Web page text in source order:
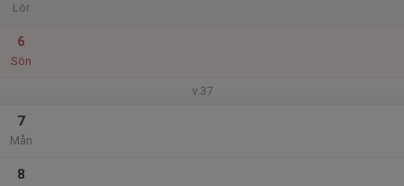
Lör
6
Sön
v.37
7
Mån
8